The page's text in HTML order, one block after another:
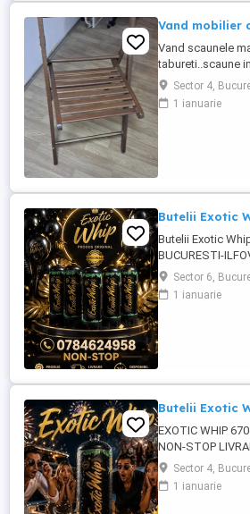
Vand mobilier
Vand scaunele
tabureti..scaune
pt copii.)Birouri
ce apare in poze
transport in
Sector 4,
1 ianuarie
Butelii Exotic
Butelii Exotic
BUCURESTI-
lei!!!! PRODUS
VERIFICA COD QR!!!
Sector 6,
1 ianuarie
Butelii Exotic
EXOTIC WHIP
NON-STOP
ILFOV!!! PRODUS
PENTRU
Sector 4,
1 ianuarie